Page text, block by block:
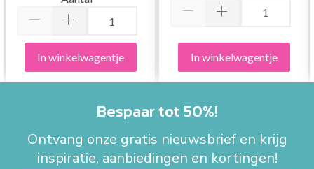
In winkelwagentje In winkelwagentje
Bespaar tot 50%!
Ontvang onze gratis nieuwsbrief en krijg
inspiratie, aanbiedingen en kortingen!